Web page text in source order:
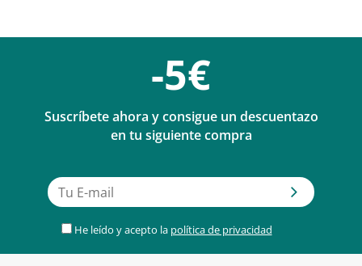
-5€
Suscríbete ahora y consigue un descuentazo
en tu siguiente compra
He leído y acepto la política de privacidad